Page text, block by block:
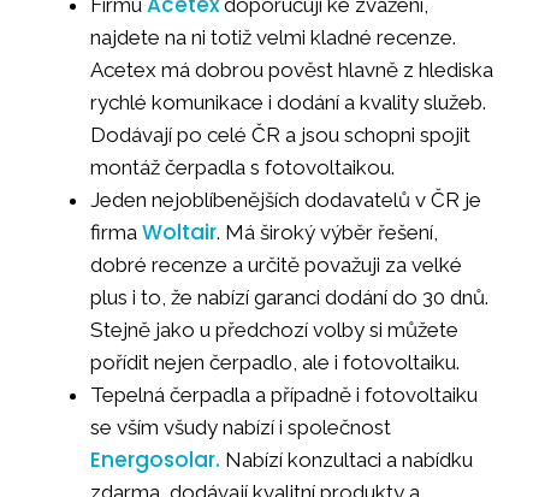
Firmu
doporučuji ke zvážení,
najdete na ni totiž velmi kladné recenze.
Acetex má dobrou pověst hlavně z hlediska
rychlé komunikace i dodání a kvality služeb.
Dodávají po celé ČR a jsou schopni spojit
montáž čerpadla s fotovoltaikou.
Jeden nejoblíbenějších dodavatelů v ČR je
firma Woltair. Má široký výběr řešení,
dobré recenze a určitě považuji za velké
plus i to, že nabízí garanci dodání do 30 dnů.
Stejně jako u předchozí volby si můžete
pořídit nejen čerpadlo, ale i fotovoltaiku.
Tepelná čerpadla a případně i fotovoltaiku
se vším všudy nabízí i společnost
Energosolar. Nabízí konzultaci a nabídku